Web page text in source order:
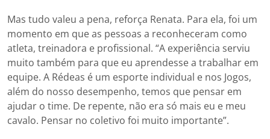
Mas tudo valeu a pena, reforça Renata. Para ela, foi um
momento em que as pessoas a reconheceram como
atleta, treinadora e profissional. “A experiência serviu
muito também para que eu aprendesse a trabalhar em
equipe. A Rédeas é um esporte individual e nos Jogos,
além do nosso desempenho, temos que pensar em
ajudar o time. De repente, não era só mais eu e meu
cavalo. Pensar no coletivo foi muito importante”.